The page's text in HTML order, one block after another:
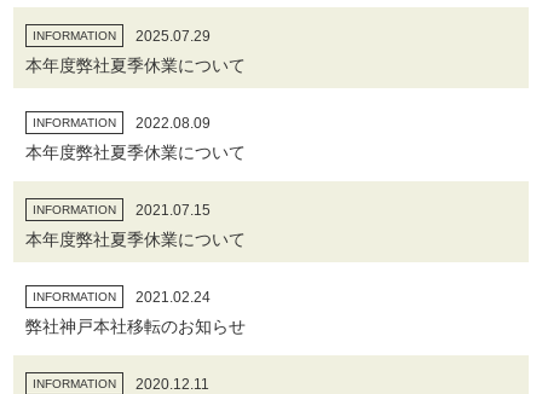
INFORMATION 2025.07.29
本年度弊社夏季休業について
INFORMATION 2022.08.09
本年度弊社夏季休業について
INFORMATION 2021.07.15
本年度弊社夏季休業について
INFORMATION 2021.02.24
弊社神戸本社移転のお知らせ
INFORMATION 2020.12.11